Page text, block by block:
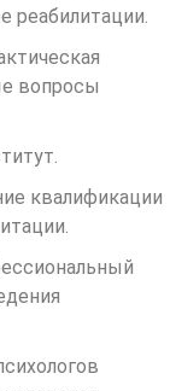
реабилитации.
вопросы
квалификации